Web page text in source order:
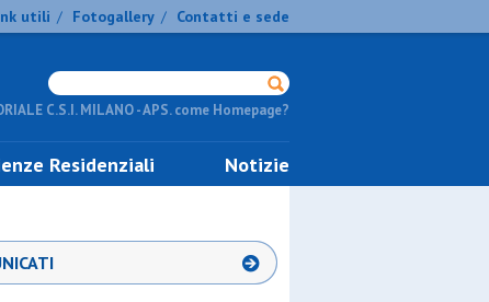
utili / Fotogallery / Contatti e sede
C.S.I. MILANO - APS. come Homepage?
Residenziali Notizie